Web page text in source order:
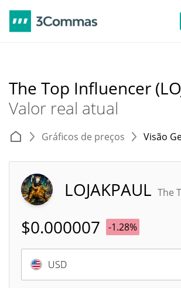
The Top Influencer
Valor real atual
Gráficos de preços Visão
LOJAKPAUL The
$0.000007 -1.28%
USD